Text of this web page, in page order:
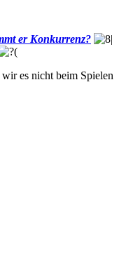
er Konkurrenz?
es nicht beim Spielen